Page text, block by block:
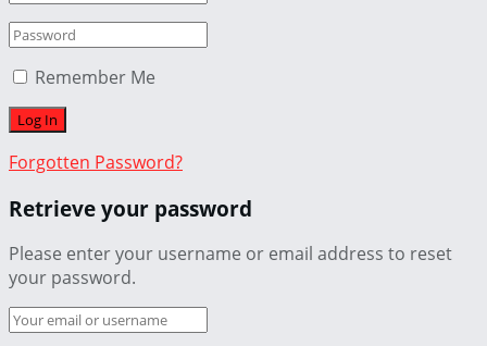
Remember Me
Forgotten Password?
Retrieve your password
Please enter your username or email address to reset
your password.